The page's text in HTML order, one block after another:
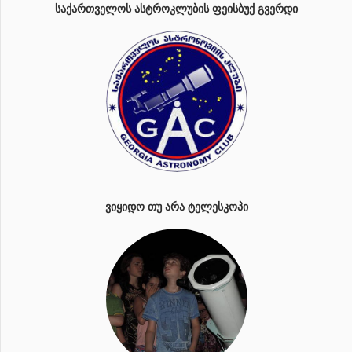
ᲡᲐᲥᲐᲠᲗᲕᲔᲚᲝᲡ ᲐᲡᲢᲠᲝᲙᲚᲣᲑᲘᲡ ᲤᲔᲘᲡᲑᲣᲥ ᲒᲕᲔᲠᲓᲘ
ᲕᲘᲧᲘᲓᲝ ᲗᲣ ᲐᲠᲐ ᲢᲔᲚᲔᲡᲙᲝᲞᲘ